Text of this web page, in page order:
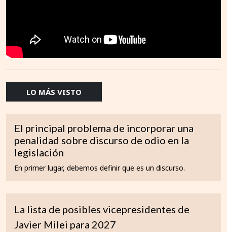
LO MÁS VISTO
El principal problema de incorporar una
penalidad sobre discurso de odio en la
legislación
En primer lugar, debemos definir que es un discurso.
La lista de posibles vicepresidentes de
Javier Milei para 2027